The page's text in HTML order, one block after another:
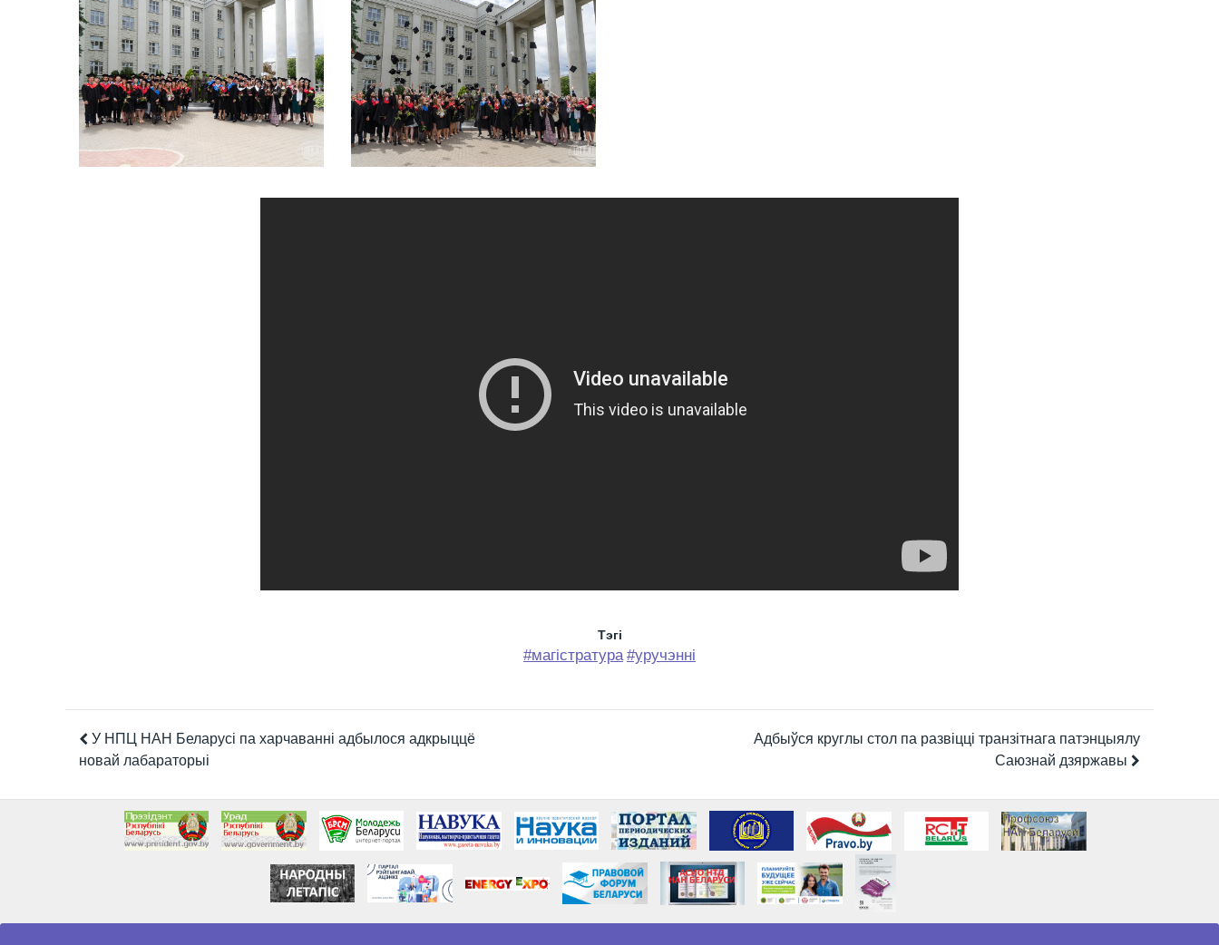
Тэгi
#магістратура #уручэнні
У НПЦ НАН Беларусі па харчаванні адбылося адкрыццё
новай лабараторыі
Адбыўся круглы стол па развіцці транзітнага патэнцыялу
Саюзнай дзяржавы